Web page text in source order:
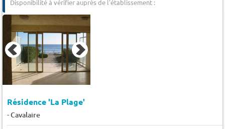
Disponibilité à vérifier auprès de l'établissement :
Résidence 'La Plage'
-Cavalaire